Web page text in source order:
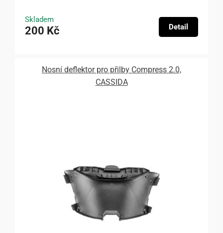
Skladem
200 Kč Detail
Nosní deflektor pro přilby Compress 2.0,
CASSIDA